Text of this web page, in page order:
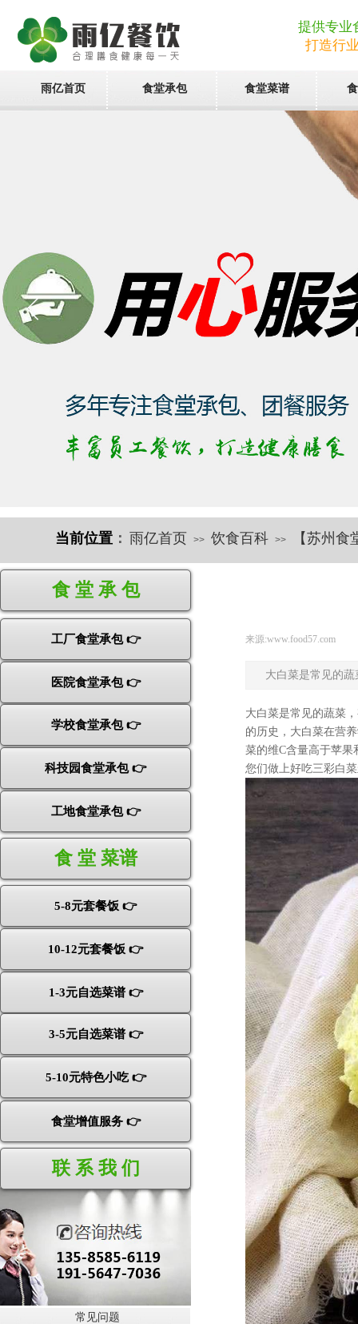
快速导航
提供专业
打造行
雨亿首页 食堂承包 食堂菜谱
当前位置 ： 雨亿首页 >> 饮食百科 >> 【苏州
食 堂 承 包
来源:www.food57.com
大白菜是常见的
大白菜是常见的蔬菜
的历史，大白菜在营
菜的维C含量高于苹
您们做上好吃三彩白
工厂食堂承包 👉
医院食堂承包 👉
学校食堂承包 👉
科技园食堂承包 👉
工地食堂承包 👉
食 堂 菜谱
5-8元套餐饭 👉
10-12元套餐饭 👉
1-3元自选菜谱 👉
3-5元自选菜谱 👉
5-10元特色小吃 👉
食堂增值服务 👉
联 系 我 们
常见问题